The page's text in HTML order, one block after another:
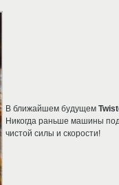
В ближайшем будущем
Никогда раньше машины
чистой силы и скорости!